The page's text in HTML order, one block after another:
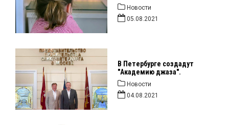
Новости
05.08.2021
В Петербурге создадут
"Академию джаза".
Новости
04.08.2021